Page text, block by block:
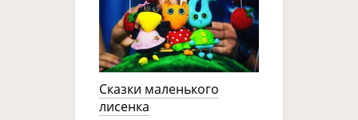
Сказки маленького
лисенка